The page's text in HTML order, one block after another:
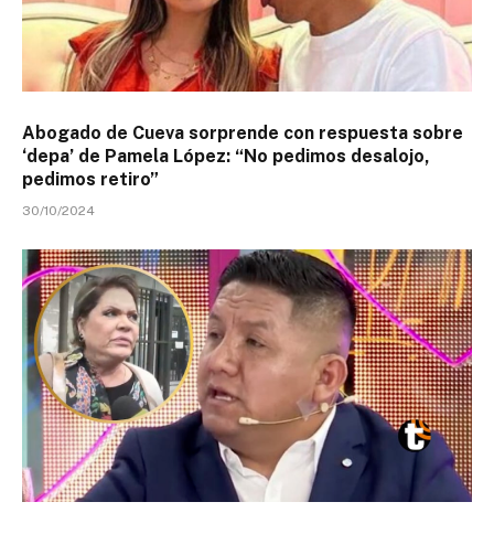
Abogado de Cueva sorprende con respuesta sobre
‘depa’ de Pamela López: “No pedimos desalojo,
pedimos retiro”
30/10/2024